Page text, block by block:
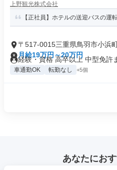
上野観光株式会社
【正社員】ホテルの送迎バスの運
〒517-0015三重県鳥羽市小浜
月給19万円～20万円
経験・資格 高卒以上 中型免許
車通勤OK 転勤なし +5個
あなたにお